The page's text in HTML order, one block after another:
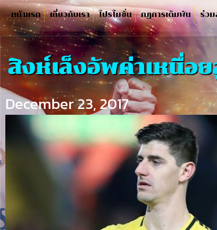
หน้าแรก เกี่ยวกับเรา โปรโมชั่น กฏการเดิมพัน ร่ว
สิงห์เล็งอัพค่าเหนื่อ
December 23, 2017